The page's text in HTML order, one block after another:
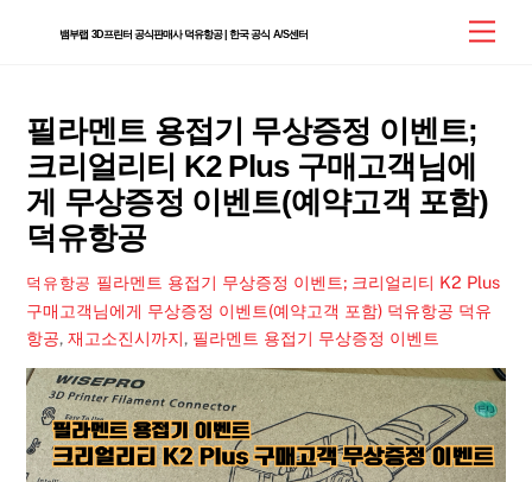
뱀부랩 3D프린터 공식판매사 덕유항공 | 한국 공식 A/S센터
필라멘트 용접기 무상증정 이벤트;
크리얼리티 K2 Plus 구매고객님에
게 무상증정 이벤트(예약고객 포함)
덕유항공
덕유항공 필라멘트 용접기 무상증정 이벤트; 크리얼리티 K2 Plus
구매고객님에게 무상증정 이벤트(예약고객 포함) 덕유항공 덕유
항공,재고소진시까지, 필라멘트 용접기 무상증정 이벤트